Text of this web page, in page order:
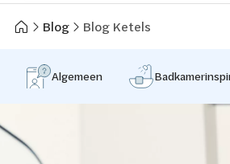
Blog Blog Ketels
Algemeen